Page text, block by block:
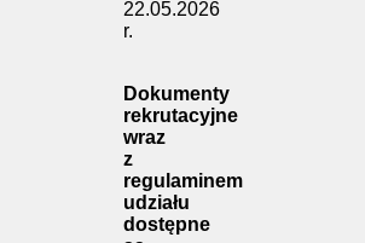
22.05.2026
r.
Dokumenty
rekrutacyjne
wraz
z
regulaminem
udziału
dostępne